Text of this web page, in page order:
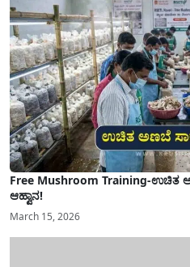
Free Mushroom Training-ಉಚಿತ
ಆಹ್ವಾನ!
March 15, 2026